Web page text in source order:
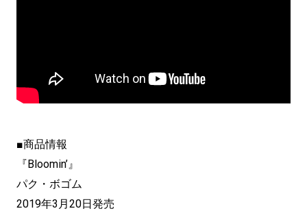
■商品情報
『Bloomin’』
パク・ボゴム
2019年3月20日発売